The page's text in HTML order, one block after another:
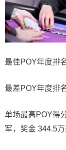
最佳POY年度排
最差POY年度排
单场最高POY得
军，奖金 344.5